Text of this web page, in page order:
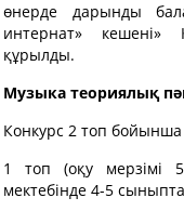
өнерде дарынды
интернат»
құрылды.
Музыка теориялық
Конкурс 2 топ бойынша
1 топ (оқу мерзімі
мектебінде 4-5